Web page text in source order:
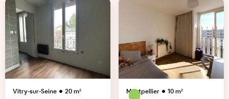
Vitry-sur-Seine 20m² Montpellier 10m²